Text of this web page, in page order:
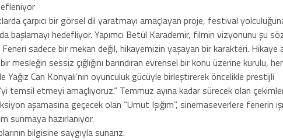
çarpıcı bir görsel dil yaratmayı amaçlayan proje, festival
başlamayı hedefliyor. Yapımcı Betül Karademir, filmin vizyonunu şu
sadece bir mekan değil, hikayemizin yaşayan bir karakteri. Hikaye
mesleğin sessiz çığlığını barındıran evrensel bir konu üzerine kurulu,
Can Konyalı’nın oyunculuk gücüyle birleştirerek öncelikle prestijli
temsil etmeyi amaçlıyoruz.” Temmuz ayına kadar sürecek olan
aşamasına geçecek olan “Umut Işığım”, sinemaseverlere fenerin
sunmaya hazırlanıyor.
bilgisine saygıyla sunarız.